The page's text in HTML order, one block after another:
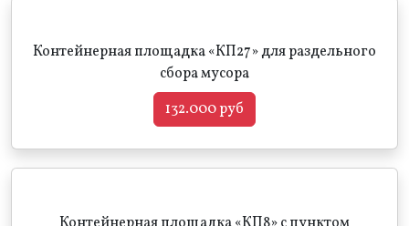
Контейнерная площадка «КП27» для раздельного
сбора мусора
132.000 руб